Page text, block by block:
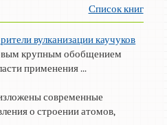
Список книг
вулканизации каучуков
крупным обобщением
применения ...
современные
о строении атомов,